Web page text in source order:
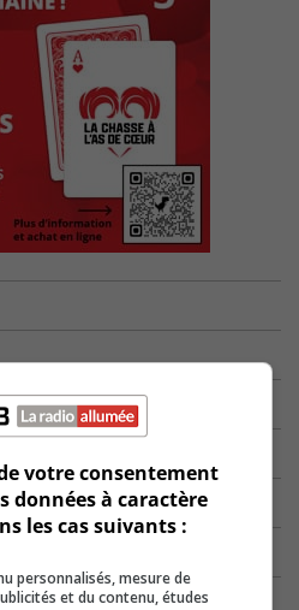
votre consentement
données à caractère
les cas suivants :
personnalisés, mesure de
et du contenu, études